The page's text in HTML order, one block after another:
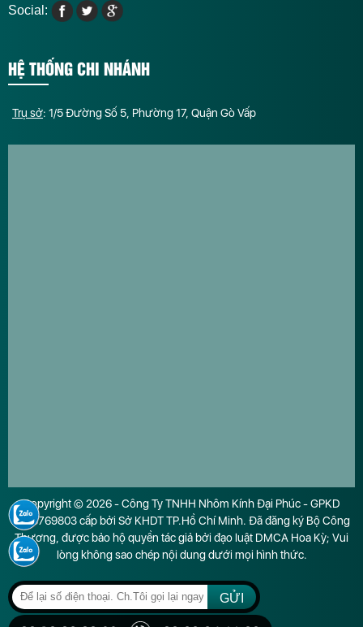
Social:
HỆ THỐNG CHI NHÁNH
Trụ sở: 1/5 Đường Số 5, Phường 17, Quận Gò Vấp
Copyright © 2026 - Công Ty TNHH Nhôm Kính Đại Phúc - GPKD
0316769803 cấp bởi Sở KHDT TP.Hồ Chí Minh. Đã đăng ký Bộ Công
Thương, được bảo hộ quyền tác giả bởi đạo luật DMCA Hoa Kỳ; Vui
lòng không sao chép nội dung dưới mọi hình thức.
GỬI